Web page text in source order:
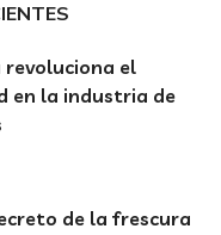
revoluciona el
en la industria de
de la frescura